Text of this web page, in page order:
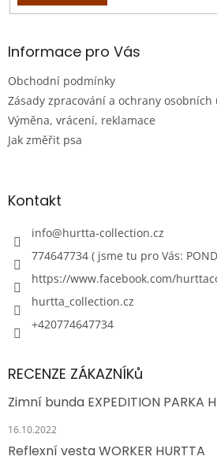
Informace pro Vás
Obchodní podmínky
Zásady zpracování a ochrany osobních
Výměna, vrácení, reklamace
Jak změřit psa
Kontakt
info@hurtta-collection.cz
774647734 ( jsme tu pro Vás:
https://www.facebook.com/
hurtta_collection.cz
+420774647734
RECENZE ZÁKAZNÍKů
Zimní bunda EXPEDITION PARKA
16.10.2022
Reflexní vesta WORKER HURTTA